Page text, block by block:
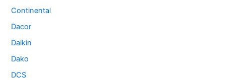
Continental
Dacor
Daikin
Dako
DCS